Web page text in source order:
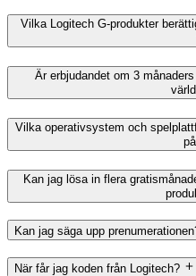
Vilka Logitech G-produkter
Är erbjudandet om 3
Vilka operativsystem och
Kan jag lösa in flera
Kan jag säga upp
När får jag koden från Logitech?